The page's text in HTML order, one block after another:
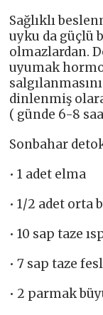
Sağlıklı
uyku da güçlü
olmazlardan.
uyumak
dinlenmiş
( günde 6-8
Sonbahar
• 1 adet elma
• 1/2 adet orta
• 10 sap taze
• 7 sap taze
• 2 parmak